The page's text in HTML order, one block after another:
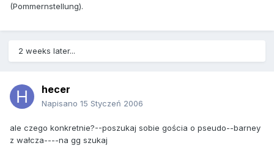
(Pommernstellung).
2 weeks later...
hecer
Napisano 15 Styczeń 2006
ale czego konkretnie?--poszukaj sobie gościa o pseudo--barney
z wałcza----na gg szukaj